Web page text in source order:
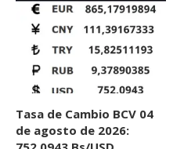
Tasa de Cambio BCV 04
de agosto de 2026: